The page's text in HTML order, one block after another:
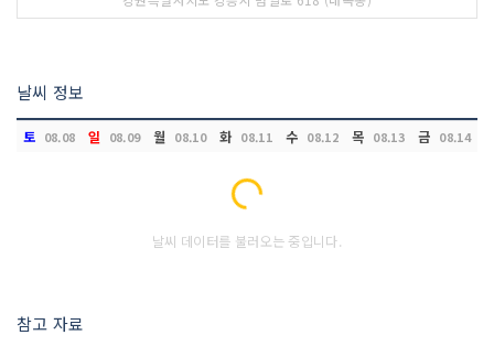
날씨 정보
토 08.08 일 08.09 월 08.10 화 08.11 수 08.12 목 08.13 금 08.14
Loading...
날씨 데이터를 불러오는 중입니다.
참고 자료